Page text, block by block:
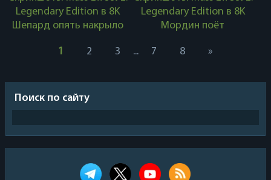
Legendary Edition в 8K
Шепард опять накрыло
Legendary Edition в 8K
Мордин поёт
1 2 3 ... 7 8 »
Поиск по сайту